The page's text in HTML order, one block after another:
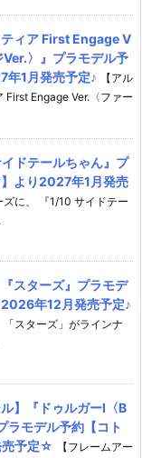
ティア First Engage V
〉』プラモデル予
年1月発売予定♪
【アル
First Engage Ver.〈ファー
ドテールちゃん』プ
より2027年1月発売
ズに、 『1/10 サイドテー
スターズ』プラモデ
年12月発売予定♪
「スターズ」がラインナ
】『ドゥルガーI〈B
モデル予約【コト
売予定☆
【フレームアー